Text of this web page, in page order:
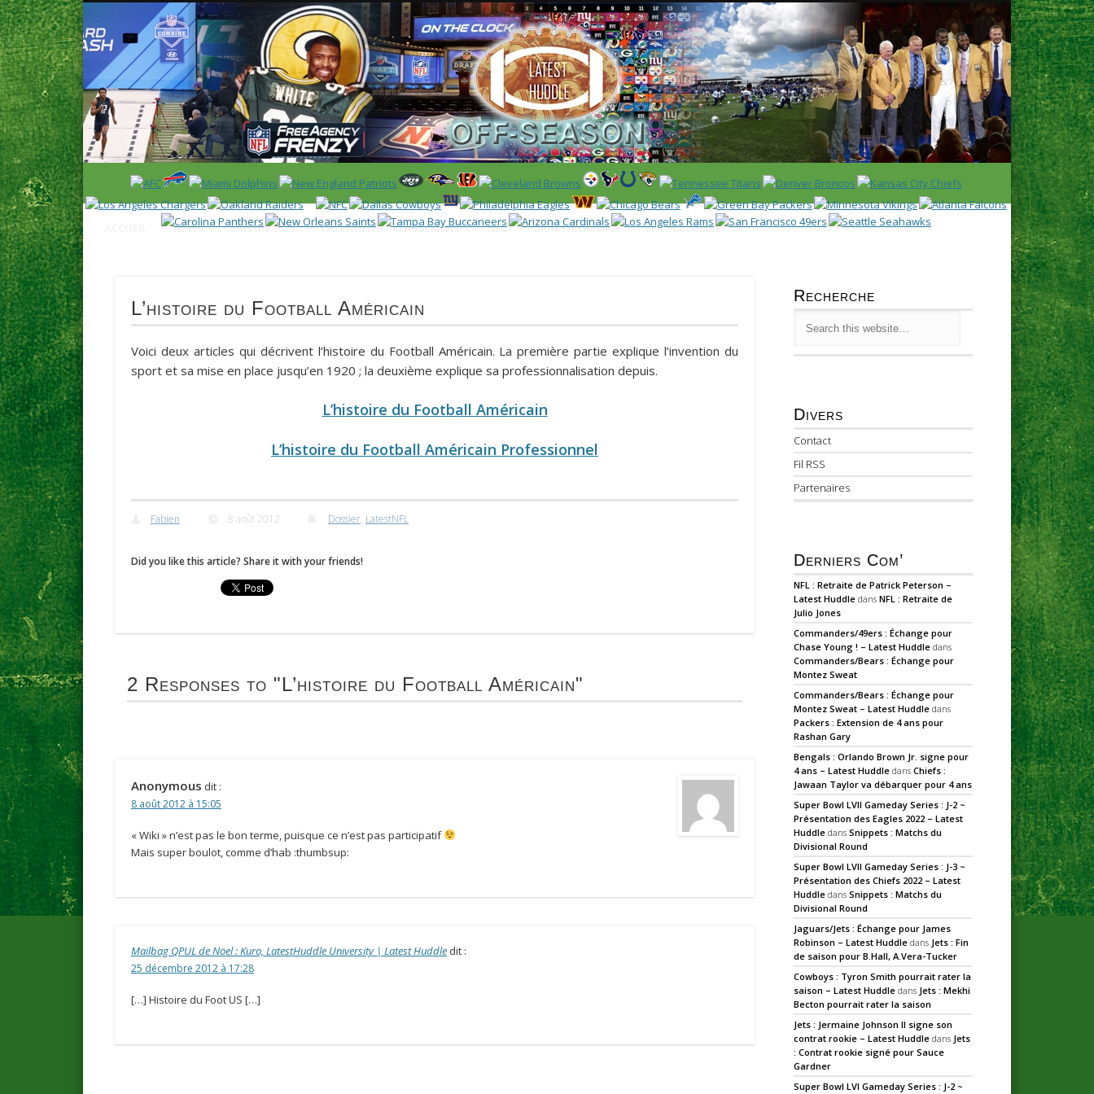
Latest
News en français sur la NFL et le Football Américain (Foot US)
NEWS SAISON 2025 CALENDRIER / CLASSEMENT NFL DRAFT/COMBINE ENCYCLOPÉDIE
L’histoire du Football Américain
Voici deux articles qui décrivent l’histoire du Football Américain. La première partie explique l’invention du
sport et sa mise en place jusqu’en 1920 ; la deuxième explique sa professionnalisation depuis.
L’histoire du Football Américain
L’histoire du Football Américain Professionnel
Fabien 8 août 2012 Dossier, LatestNFL
Did you like this article? Share it with your friends!
2 Responses to "L’histoire du Football Américain"
Anonymous dit :
8 août 2012 à 15:05
« Wiki » n’est pas le bon terme, puisque ce n’est pas participatif
Mais super boulot, comme d’hab :thumbsup:
Mailbag QPUL de Nöel : Kuro, LatestHuddle University | Latest Huddle dit :
25 décembre 2012 à 17:28
[…] Histoire du Foot US […]
Recherche
Divers
Contact
Fil RSS
Partenaires
Derniers Com’
NFL : Retraite de Patrick Peterson –
Latest Huddle dansNFL : Retraite de
Julio Jones
Commanders/49ers : Échange pour
Chase Young ! – Latest Huddle dans
Commanders/Bears : Échange pour
Montez Sweat
Commanders/Bears : Échange pour
Montez Sweat – Latest Huddle dans
Packers : Extension de 4 ans pour
Rashan Gary
Bengals : Orlando Brown Jr. signe pour
4 ans – Latest Huddle dansChiefs :
Jawaan Taylor va débarquer pour 4 ans
Super Bowl LVII Gameday Series : J-2 ~
Présentation des Eagles 2022 – Latest
Huddle dansSnippets : Matchs du
Divisional Round
Super Bowl LVII Gameday Series : J-3 ~
Présentation des Chiefs 2022 – Latest
Huddle dansSnippets : Matchs du
Divisional Round
Jaguars/Jets : Échange pour James
Robinson – Latest Huddle dans Jets : Fin
de saison pour B.Hall, A.Vera-Tucker
Cowboys : Tyron Smith pourrait rater la
saison – Latest Huddle dans Jets : Mekhi
Becton pourrait rater la saison
Jets : Jermaine Johnson II signe son
contrat rookie – Latest Huddle dans Jets
: Contrat rookie signé pour Sauce
Gardner
Super Bowl LVI Gameday Series : J-2 ~